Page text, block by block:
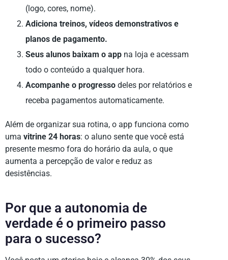
(logo, cores, nome).
Adiciona treinos, vídeos demonstrativos e
planos de pagamento.
Seus alunos baixam o app na loja e acessam
todo o conteúdo a qualquer hora.
Acompanhe o progresso deles por relatórios e
receba pagamentos automaticamente.
Além de organizar sua rotina, o app funciona como
uma vitrine 24 horas: o aluno sente que você está
presente mesmo fora do horário da aula, o que
aumenta a percepção de valor e reduz as
desistências.
Por que a autonomia de
verdade é o primeiro passo
para o sucesso?